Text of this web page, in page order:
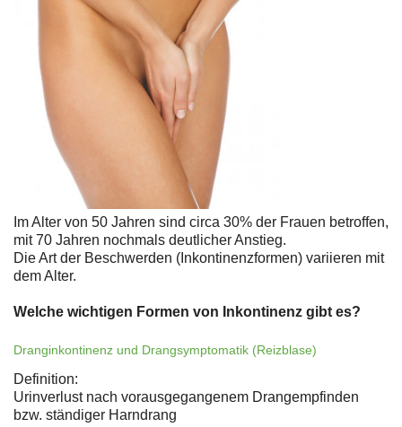
Im Alter von 50 Jahren sind circa 30% der Frauen betroffen,
mit 70 Jahren nochmals deutlicher Anstieg.
Die Art der Beschwerden (Inkontinenzformen) variieren mit
dem Alter.
Welche wichtigen Formen von Inkontinenz gibt es?
Dranginkontinenz und Drangsymptomatik (Reizblase)
Definition:
Urinverlust nach vorausgegangenem Drangempfinden
bzw. ständiger Harndrang